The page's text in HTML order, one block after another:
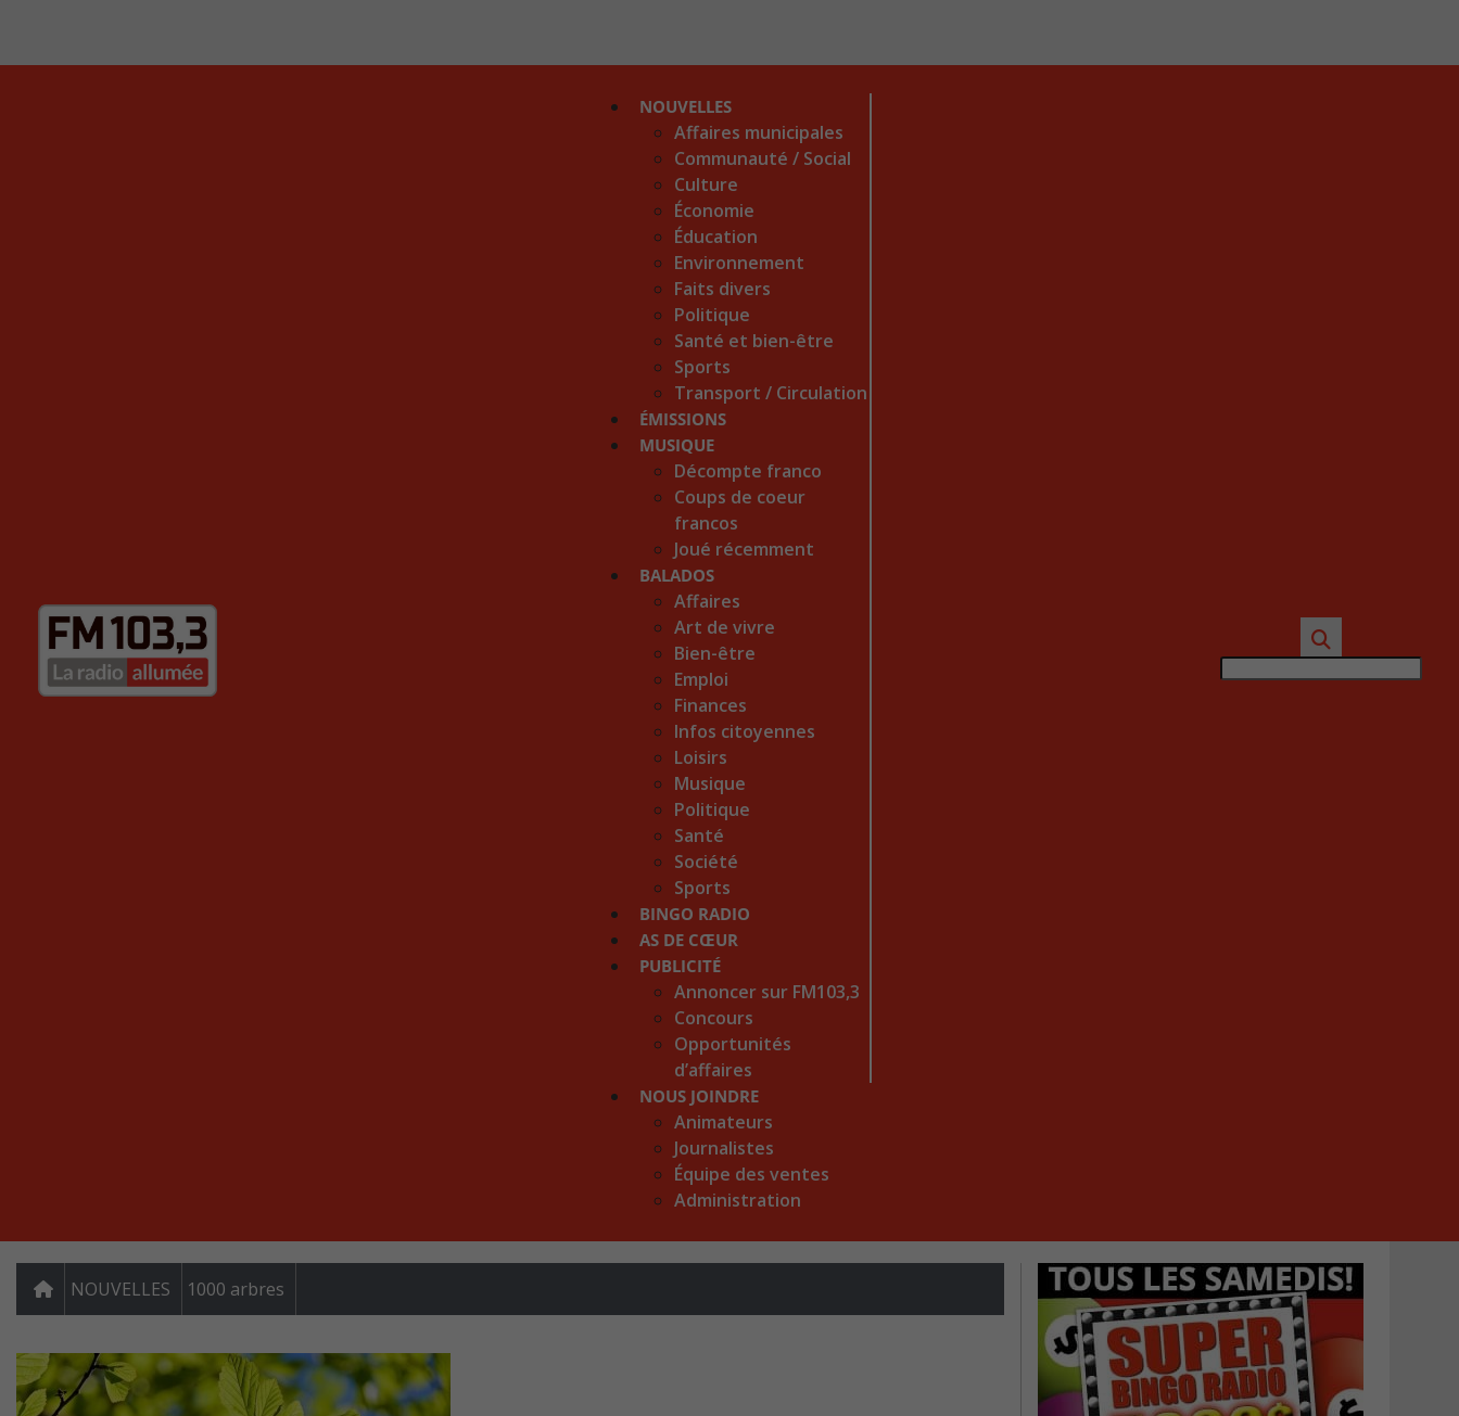
NOUVELLES
Affaires municipales
Communauté / Social
Culture
Économie
Éducation
Environnement
Faits divers
Politique
Santé et bien-être
Sports
Transport / Circulation
ÉMISSIONS
MUSIQUE
Décompte franco
Coups de coeur
francos
Joué récemment
BALADOS
Affaires
Art de vivre
Bien-être
Emploi
Finances
Infos citoyennes
Loisirs
Musique
Politique
Santé
Société
Sports
BINGO RADIO
AS DE CŒUR
PUBLICITÉ
Annoncer sur FM103,3
Concours
Opportunités
d’affaires
NOUS JOINDRE
Animateurs
Journalistes
Équipe des ventes
Administration
NOUVELLES 1000 arbres